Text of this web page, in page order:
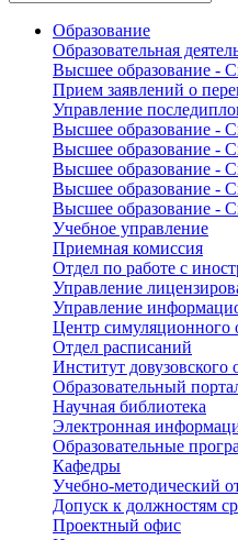
Образование
Образовательная
Высшее образование -
Прием заявлений о
Управление
Высшее образование -
Высшее образование -
Высшее образование -
Высшее образование -
Высшее образование -
Учебное управление
Приемная комиссия
Отдел по работе с
Управление
Управление
Центр симуляционного
Отдел расписаний
Институт
Образовательный
Научная библиотека
Электронная
Образовательные
Кафедры
Учебно-методический
Допуск к должностям
Проектный офис